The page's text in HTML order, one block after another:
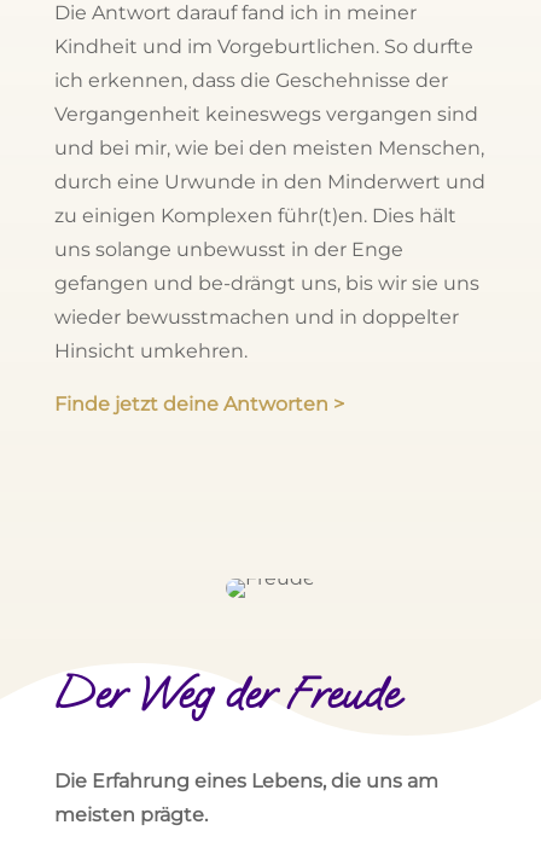
Die Antwort darauf fand ich in meiner
Kindheit und im Vorgeburtlichen. So durfte
ich erkennen, dass die Geschehnisse der
Vergangenheit keineswegs vergangen sind
und bei mir, wie bei den meisten Menschen,
durch eine Urwunde in den Minderwert und
zu einigen Komplexen führ(t)en. Dies hält
uns solange unbewusst in der Enge
gefangen und be-drängt uns, bis wir sie uns
wieder bewusstmachen und in doppelter
Hinsicht umkehren.
Finde jetzt deine Antworten >
Der Weg der Freude
Die Erfahrung eines Lebens, die uns am
meisten prägte.